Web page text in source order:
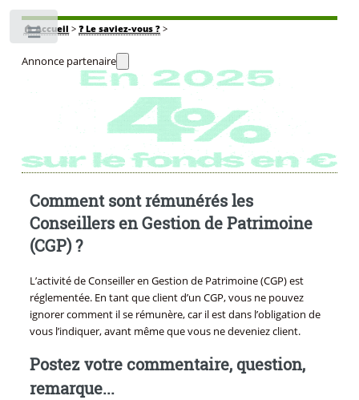
🏠Accueil > ❓ Le saviez-vous ?>
Annonce partenaire
Comment sont rémunérés les
Conseillers en Gestion de Patrimoine
(CGP) ?
L’activité de Conseiller en Gestion de Patrimoine (CGP) est
réglementée. En tant que client d’un CGP, vous ne pouvez
ignorer comment il se rémunère, car il est dans l’obligation de
vous l’indiquer, avant même que vous ne deveniez client.
Postez votre commentaire, question,
remarque...
Toggle